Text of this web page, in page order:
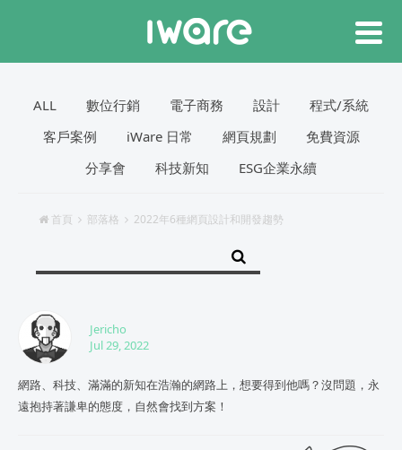
ALL 數位行銷 電子商務 設計
程式/系統
客戶案例
iWare 日常 網頁規劃
免費資源
分享會
科技新知 ESG企業永續
首頁 部落格 2022年6種網頁設計和開發趨勢
Jericho
Jul 29, 2022
網路、科技、滿滿的新知在浩瀚的網路上，想要得到他嗎？沒問題，永
遠抱持著謙卑的態度，自然會找到方案！